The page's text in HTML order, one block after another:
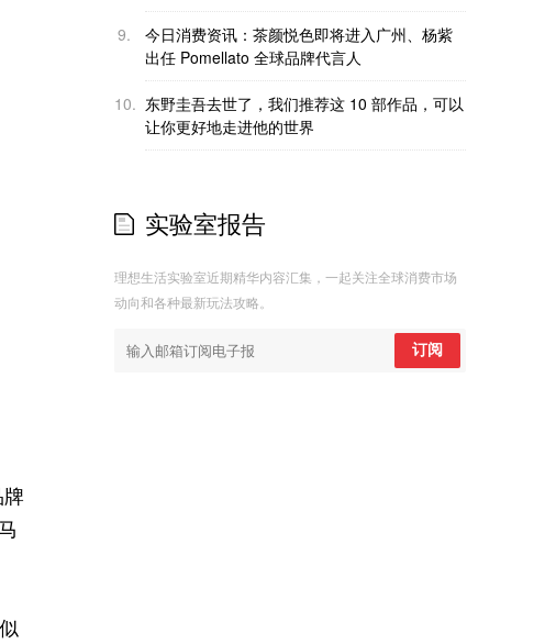
9.
今日消费资讯：茶颜悦色即将进入广州、杨紫
出任 Pomellato 全球品牌代言人
10. 东野圭吾去世了，我们推荐这 10 部作品，可以
让你更好地走进他的世界
实验室报告
理想生活实验室近期精华内容汇集，一起关注全球消费市场
动向和各种最新玩法攻略。